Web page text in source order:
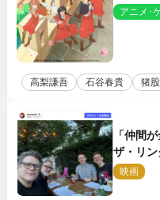
吾、川島
アニメ･
高梨謙吾 石谷春貴 猪
「仲間
ザ・リ
感激
映画